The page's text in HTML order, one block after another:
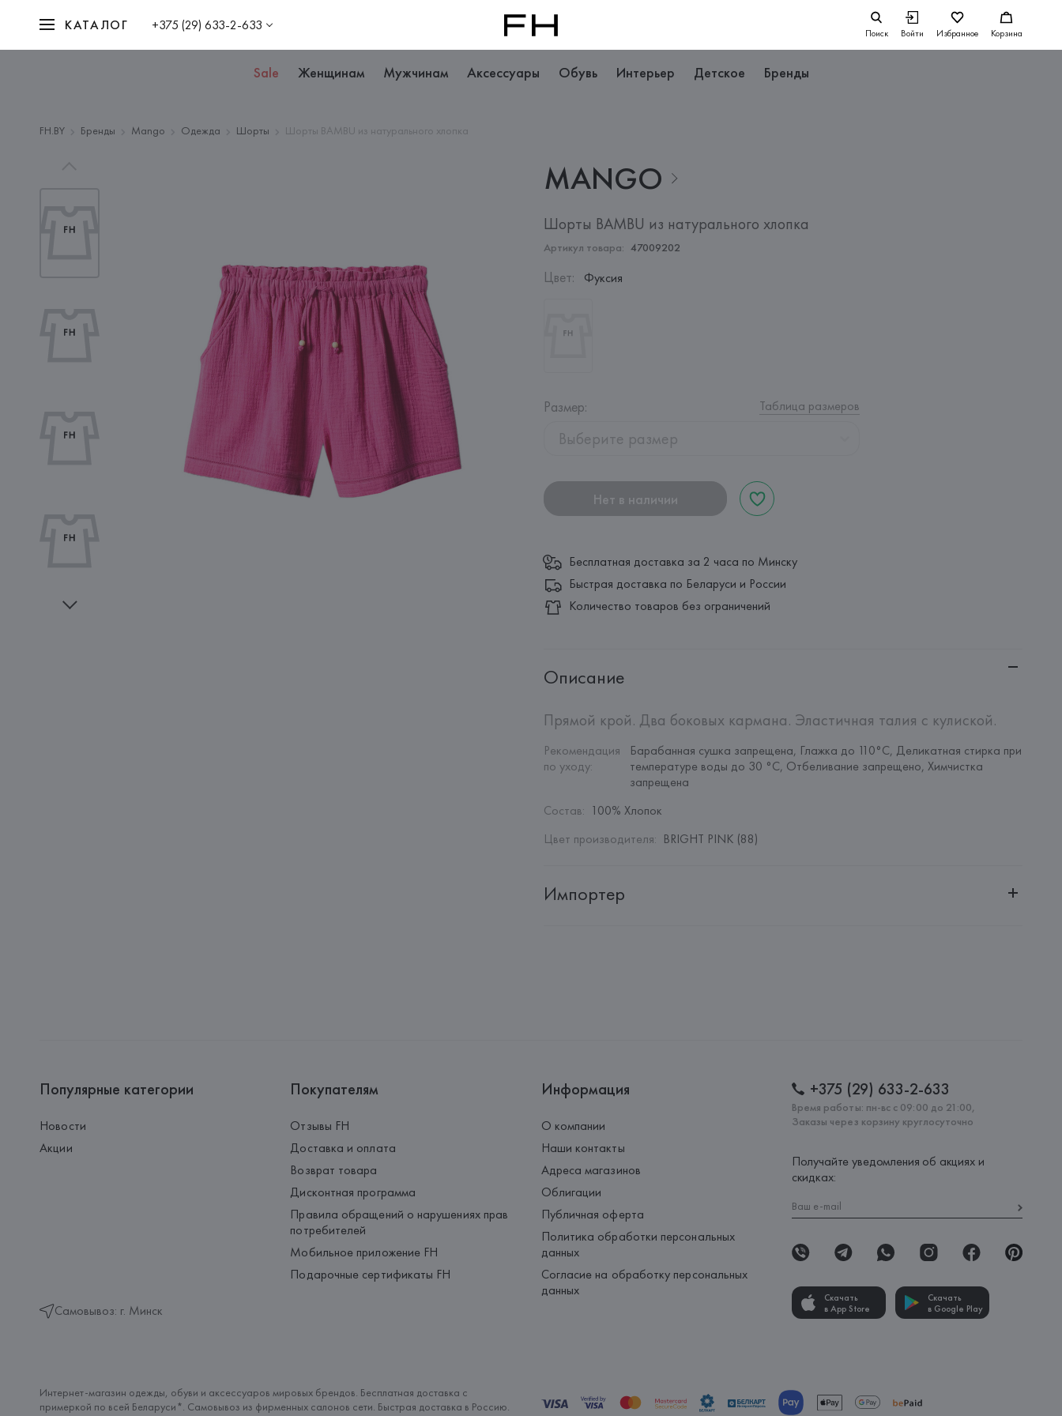
КАТАЛОГ +375 (29) 633-2-633 Поиск Войти Избранное Корзина
Sale Женщинам Мужчинам Аксессуары Обувь Интерьер Детское Бренды
FH.BY Бренды Mango Одежда Шорты Шорты BAMBU из натурального хлопка
MANGO
Шорты BAMBU из натурального хлопка
Артикул товара: 47009202
Цвет: Фуксия
Размер: Таблица размеров
Выберите размер
Нет в наличии
Бесплатная доставка за 2 часа по Минску
Быстрая доставка по Беларуси и России
Количество товаров без ограничений
Описание
Прямой крой. Два боковых кармана. Эластичная талия с кулиской.
Рекомендация
по уходу:
Барабанная сушка запрещена, Глажка до 110°C, Деликатная стирка при
температуре воды до 30 °C, Отбеливание запрещено, Химчистка
запрещена
Состав: 100% Хлопок
Цвет производителя: BRIGHT PINK (88)
Импортер
Популярные категории
Новости
Акции
Самовывоз: г. Минск
Покупателям
Отзывы FH
Доставка и оплата
Возврат товара
Дисконтная программа
Правила обращений о нарушениях прав
потребителей
Мобильное приложение FH
Подарочные сертификаты FH
Информация
О компании
Наши контакты
Адреса магазинов
Облигации
Публичная оферта
Политика обработки персональных
данных
Согласие на обработку персональных
данных
+375 (29) 633-2-633
Время работы: пн-вс с 09:00 до 21:00,
Заказы через корзину круглосуточно
Получайте уведомления об акциях и
скидках:
Скачать
в App Store
Скачать
в Google Play
Интернет-магазин одежды, обуви и аксессуаров мировых брендов. Бесплатная доставка с
примеркой по всей Беларуси*. Самовывоз из фирменных салонов сети. Быстрая доставка в Россию.